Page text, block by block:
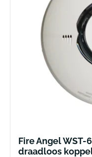
Fire Angel WST-
draadloos